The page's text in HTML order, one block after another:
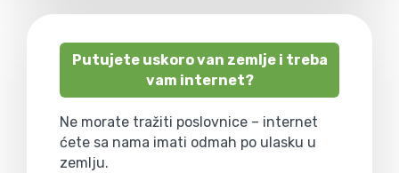
Putujete uskoro van zemlje i treba
vam internet?
Ne morate tražiti poslovnice – internet
ćete sa nama imati odmah po ulasku u
zemlju.